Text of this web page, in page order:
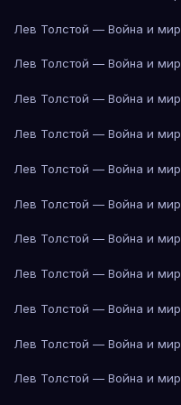
Лев Толстой — Война и мир
Лев Толстой — Война и мир
Лев Толстой — Война и мир
Лев Толстой — Война и мир
Лев Толстой — Война и мир
Лев Толстой — Война и мир
Лев Толстой — Война и мир
Лев Толстой — Война и мир
Лев Толстой — Война и мир
Лев Толстой — Война и мир
Лев Толстой — Война и мир